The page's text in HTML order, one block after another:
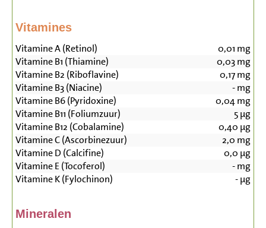
Vitamines
Vitamine A (Retinol) 0,01 mg
Vitamine B1 (Thiamine)
0,03mg
Vitamine B2 (Riboflavine)
0,17mg
Vitamine B3 (Niacine)
-mg
Vitamine B6 (Pyridoxine)
0,04mg
Vitamine B11 (Foliumzuur)
5µg
Vitamine B12 (Cobalamine)
0,40 µg
Vitamine C (Ascorbinezuur)
2,0 mg
Vitamine D (Calcifine)
0,0 µg
Vitamine E (Tocoferol)
-mg
Vitamine K (Fylochinon)
-µg
Mineralen